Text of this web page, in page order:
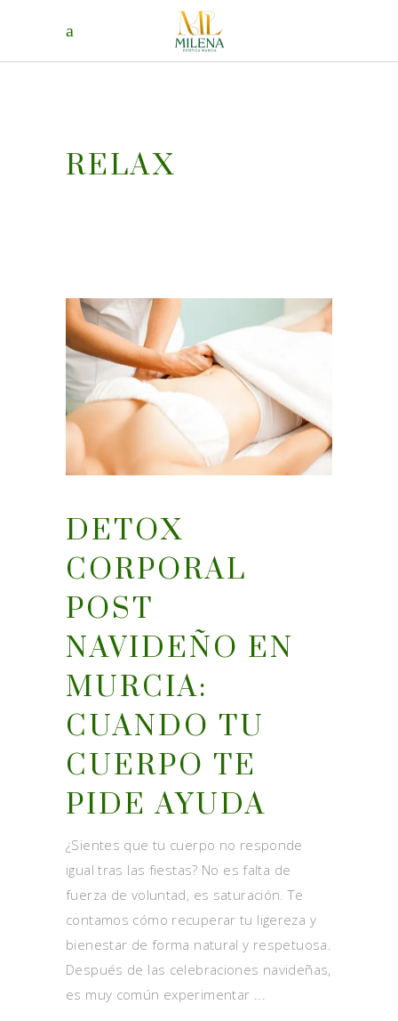
RELAX
DETOX
CORPORAL
POST
NAVIDEÑO EN
MURCIA:
CUANDO TU
CUERPO TE
PIDE AYUDA
¿Sientes que tu cuerpo no responde
igual tras las fiestas? No es falta de
fuerza de voluntad, es saturación. Te
contamos cómo recuperar tu ligereza y
bienestar de forma natural y respetuosa.
Después de las celebraciones navideñas,
es muy común experimentar